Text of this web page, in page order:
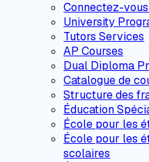
Connectez-
University
Tutors Services
AP Courses
Dual Diploma
Catalogue de
Structure des
Éducation
École pour les
École pour les
scolaires